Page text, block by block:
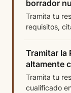
borrador
Tramita tu
requisitos,
Tramitar la
altamente
Tramita tu
cualificado